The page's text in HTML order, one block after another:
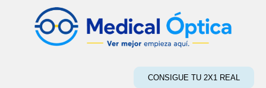
CONSIGUE TU 2X1 REAL